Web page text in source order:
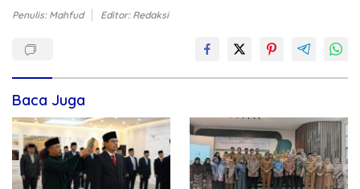
Penulis: Mahfud Editor: Redaksi
Baca Juga